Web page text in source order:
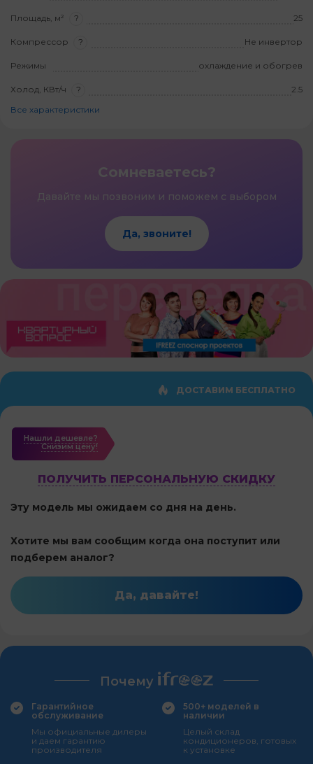
Площадь, м² ? 25
Компрессор ? Не инвертор
Режимы охлаждение и обогрев
Холод, КВт/ч ?
2.5
Все характеристики
Сомневаетесь?
Давайте мы позвоним и поможем с выбором
Да, звоните!
ДОСТАВИМ БЕСПЛАТНО
Нашли дешевле?
Cнизим цену!
ПОЛУЧИТЬ ПЕРСОНАЛЬНУЮ СКИДКУ
Эту модель мы ожидаем со дня на день.
Хотите мы вам сообщим когда она поступит или
подберем аналог?
Да, давайте!
Почему
Гарантийное
обслуживание
Мы официальные дилеры
и даем гарантию
производителя
500+ моделей в
наличии
Целый склад
кондиционеров, готовых
к установке